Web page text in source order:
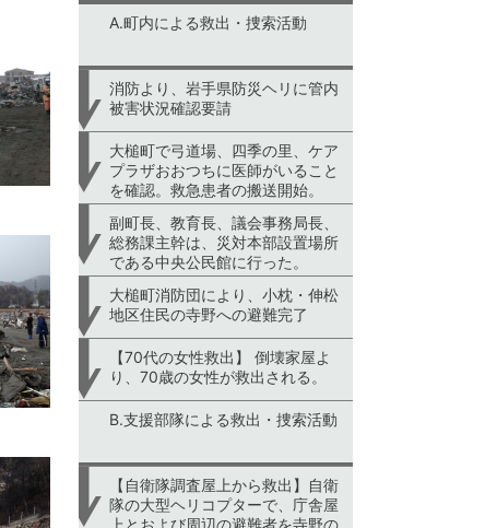
A.町内による救出・捜索活動
消防より、岩手県防災ヘリに管内
被害状況確認要請
大槌町で弓道場、四季の里、ケア
プラザおおつちに医師がいること
を確認。救急患者の搬送開始。
副町長、教育長、議会事務局長、
総務課主幹は、災対本部設置場所
である中央公民館に行った。
大槌町消防団により、小枕・伸松
地区住民の寺野への避難完了
【70代の女性救出】 倒壊家屋よ
り、70歳の女性が救出される。
B.支援部隊による救出・捜索活動
【自衛隊調査屋上から救出】自衛
隊の大型ヘリコプターで、庁舎屋
上とおよび周辺の避難者を寺野の